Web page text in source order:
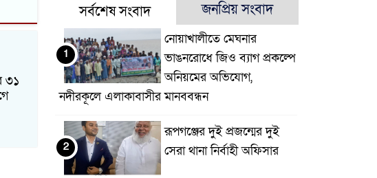
৩১
সর্বশেষ সংবাদ জনপ্রিয় সংবাদ
নোয়াখালীতে মেঘনার
ভাঙনরোধে জিও ব্যাগ প্রকল্পে
অনিয়মের অভিযোগ,
নদীরকূলে এলাকাবাসীর মানববন্ধন
1
রূপগঞ্জের দুই প্রজন্মের দুই
সেরা থানা নির্বাহী অফিসার
2